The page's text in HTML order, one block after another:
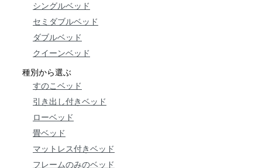
シングルベッド
セミダブルベッド
ダブルベッド
クイーンベッド
種別から選ぶ
すのこベッド
引き出し付きベッド
ローベッド
畳ベッド
マットレス付きベッド
フレームのみのベッド